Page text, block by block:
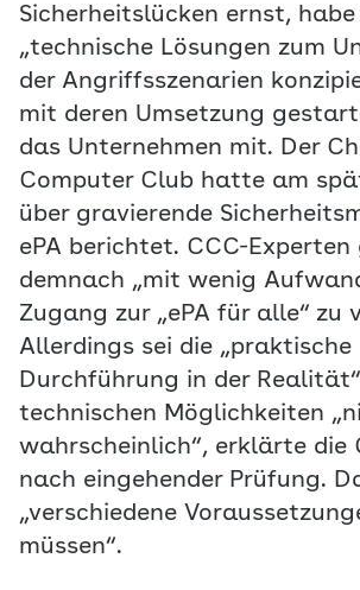
Sicherheitslücken ernst,
„technische Lösungen zum
der Angriffsszenarien
mit deren Umsetzung
das Unternehmen mit. Der
Computer Club hatte am
über gravierende
ePA berichtet. CCC-Experten
demnach „mit wenig
Zugang zur „ePA für alle“ zu
Allerdings sei die „praktische
Durchführung in der
technischen Möglichkeiten
wahrscheinlich“, erklärte die
nach eingehender Prüfung.
„verschiedene
müssen“.